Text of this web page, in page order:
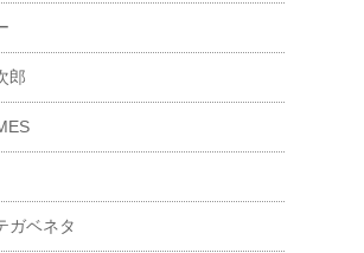
郎
ガベネタ